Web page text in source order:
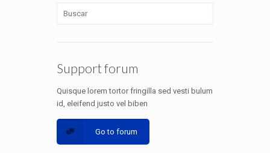
Support forum
Quisque lorem tortor fringilla sed vesti bulum
id, eleifend justo vel biben
Go to forum